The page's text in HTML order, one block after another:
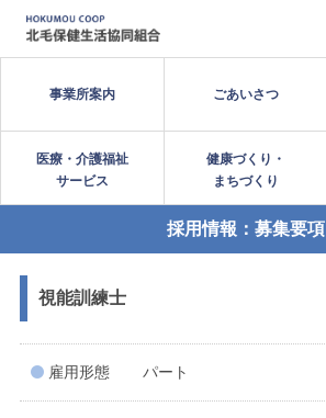
事業所案内 ごあいさつ
医療・介護福祉
サービス
健康づくり・
まちづくり
採用情報：募集要項
視能訓練士
雇用形態 パート